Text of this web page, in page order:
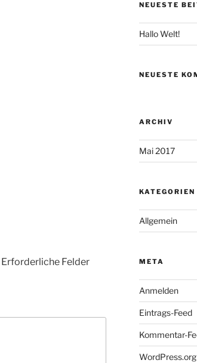
Erforderliche Felder
NEUESTE
Hallo Welt!
NEUESTE
ARCHIV
Mai 2017
KATEGORIEN
Allgemein
META
Anmelden
Eintrags-Feed
Kommentar-
WordPress.org